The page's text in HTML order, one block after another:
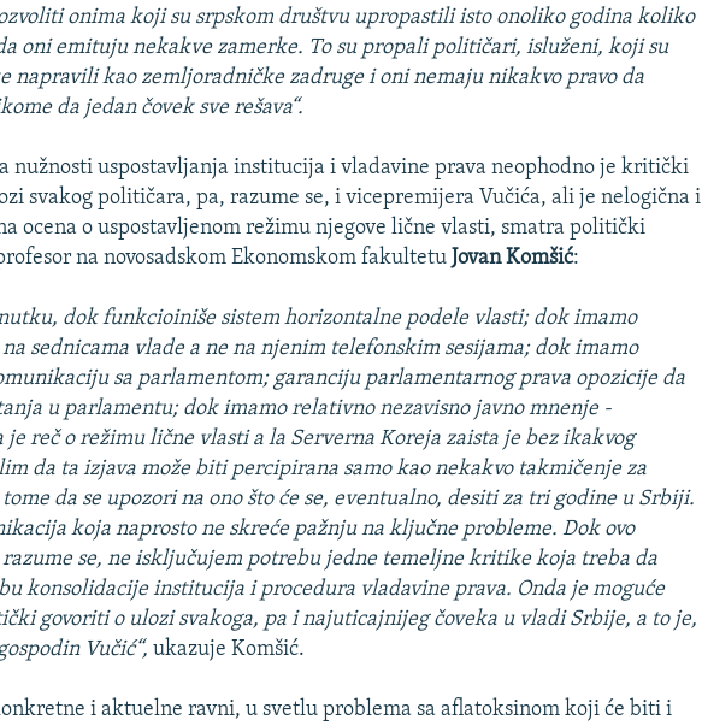
onima koji su srpskom društvu upropastili isto onoliko godina koliko
oni emituju nekakve zamerke. To su propali političari, isluženi, koji su
napravili kao zemljoradničke zadruge i oni nemaju nikakvo pravo da
da jedan čovek sve rešava“.
nužnosti uspostavljanja institucija i vladavine prava neophodno je kritički
svakog političara, pa, razume se, i vicepremijera Vučića, ali je nelogična i
ocena o uspostavljenom režimu njegove lične vlasti, smatra politički
na novosadskom Ekonomskom fakultetu Jovan Komšić:
dok funkcioiniše sistem horizontalne podele vlasti; dok imamo
sednicama vlade a ne na njenim telefonskim sesijama; dok imamo
sa parlamentom; garanciju parlamentarnog prava opozicije da
u parlamentu; dok imamo relativno nezavisno javno mnenje -
reč o režimu lične vlasti a la Serverna Koreja zaista je bez ikakvog
da ta izjava može biti percipirana samo kao nekakvo takmičenje za
da se upozori na ono što će se, eventualno, desiti za tri godine u Srbiji.
koja naprosto ne skreće pažnju na ključne probleme. Dok ovo
razume se, ne isključujem potrebu jedne temeljne kritike koja treba da
konsolidacije institucija i procedura vladavine prava. Onda je moguće
govoriti o ulozi svakoga, pa i najuticajnijeg čoveka u vladi Srbije, a to je,
Vučić“, ukazuje Komšić.
i aktuelne ravni, u svetlu problema sa aflatoksinom koji će biti i